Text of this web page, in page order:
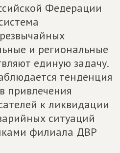
Федерации
и региональные
единую задачу.
тенденция
привлечения
к ликвидации
ситуаций
филиала ДВР